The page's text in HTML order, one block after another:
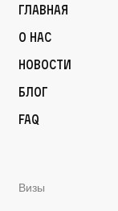
Главная
О нас
Новости
Блог
FAQ
Визы